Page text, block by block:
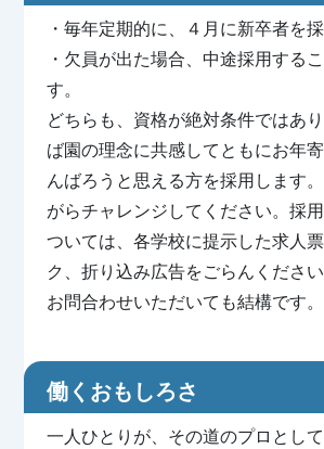
・毎年定期的に、４月に新卒者を採
・欠員が出た場合、中途採用する
す。
どちらも、資格が絶対条件ではあ
ば園の理念に共感してともにお年
んばろうと思える方を採用します
がらチャレンジしてください。採
ついては、各学校に提示した求人
ク、折り込み広告をごらんくださ
お問合わせいただいても結構です。
働くおもしろさ
一人ひとりが、その道のプロとし